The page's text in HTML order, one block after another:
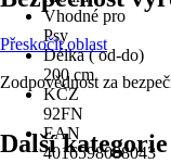
Vhodné pro
Psy
Délka ( od-do)
200 cm
KČZ
92FN
EAN
4016598088043
Přeskočit oblast
Zodpovědnost za
Další kategorie